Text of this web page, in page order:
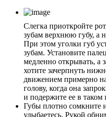
Слегка приоткройте
зубам верхнюю губу, а
При этом уголки губ
зубам. Установите
медленно открывать, а
хотите зачерпнуть
движением примерно
голову, когда она
и подержите ее в
Губы плотно сомкните
улыбаетесь. Рукой